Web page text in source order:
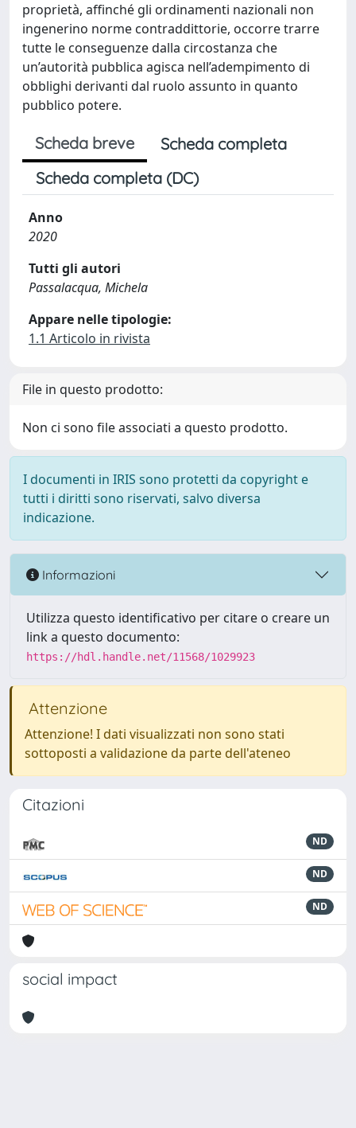
proprietà, affinché gli ordinamenti nazionali non
ingenerino norme contraddittorie, occorre trarre
tutte le conseguenze dalla circostanza che
un’autorità pubblica agisca nell’adempimento di
obblighi derivanti dal ruolo assunto in quanto
pubblico potere.
Scheda breve
Scheda completa
Scheda completa (DC)
Anno
2020
Tutti gli autori
Passalacqua, Michela
Appare nelle tipologie:
1.1 Articolo in rivista
File in questo prodotto:
Non ci sono file associati a questo prodotto.
I documenti in IRIS sono protetti da copyright e
tutti i diritti sono riservati, salvo diversa
indicazione.
Informazioni
Utilizza questo identificativo per citare o creare un
link a questo documento:
https://hdl.handle.net/11568/1029923
Attenzione
Attenzione! I dati visualizzati non sono stati
sottoposti a validazione da parte dell'ateneo
Citazioni
ND
ND
ND
social impact